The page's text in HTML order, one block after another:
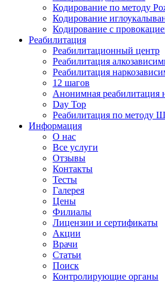
Кодирование по методу
Кодирование
Кодирование с
Реабилитация
Реабилитационный центр
Реабилитация
Реабилитация
12 шагов
Анонимная реабилитация
Day Top
Реабилитация по методу
Информация
О нас
Все услуги
Отзывы
Контакты
Тесты
Галерея
Цены
Филиалы
Лицензии и сертификаты
Акции
Врачи
Статьи
Поиск
Контролирующие органы